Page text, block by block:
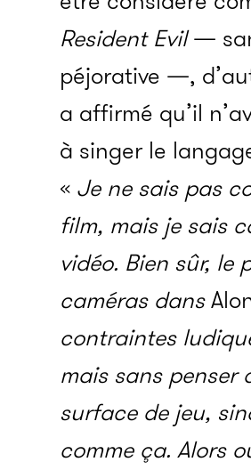
Resident Evil—
péjorative —,
a affirmé qu’il
à singer le
« Je ne sais pas
film, mais je sais
vidéo. Bien sûr, le
caméras dans
contraintes
mais sans penser
surface de jeu,
comme ça. Alors